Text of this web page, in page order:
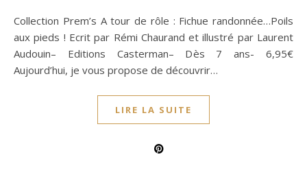
Collection Prem’s A tour de rôle : Fichue randonnée…Poils
aux pieds ! Ecrit par Rémi Chaurand et illustré par Laurent
Audouin– Editions Casterman– Dès 7 ans- 6,95€
Aujourd’hui, je vous propose de découvrir…
LIRE LA SUITE